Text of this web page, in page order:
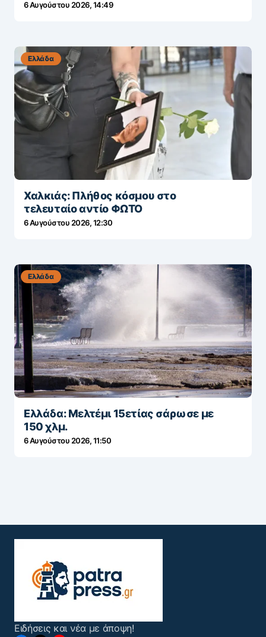
6 Αυγούστου 2026, 14:49
Ελλάδα
Χαλκιάς: Πλήθος κόσμου στο
τελευταίο αντίο ΦΩΤΟ
6 Αυγούστου 2026, 12:30
Ελλάδα
Ελλάδα: Μελτέμι 15ετίας σάρωσε με
150 χλμ.
6 Αυγούστου 2026, 11:50
Ειδήσεις και νέα με άποψη!